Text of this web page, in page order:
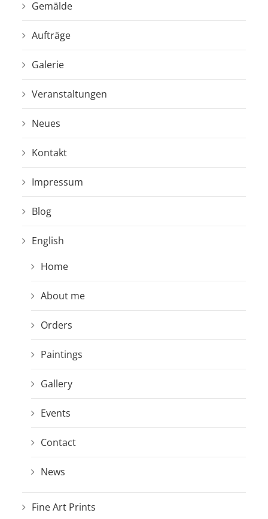
Gemälde
Aufträge
Galerie
Veranstaltungen
Neues
Kontakt
Impressum
Blog
English
Home
About me
Orders
Paintings
Gallery
Events
Contact
News
Fine Art Prints